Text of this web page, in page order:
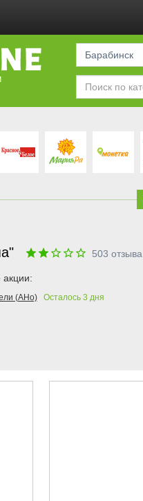
Барабинск
503 отзыва
(АНо) Осталось 3 дня